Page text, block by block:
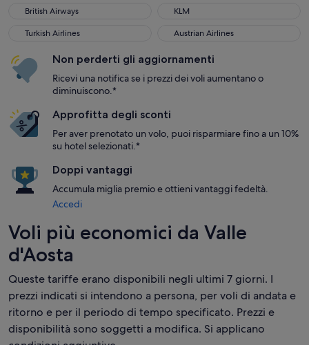
British Airways
KLM
Turkish Airlines
Austrian Airlines
Non perderti gli aggiornamenti
Ricevi una notifica se i prezzi dei voli aumentano o
diminuiscono.*
Approfitta degli sconti
Per aver prenotato un volo, puoi risparmiare fino a un 10%
su hotel selezionati.*
Doppi vantaggi
Accumula miglia premio e ottieni vantaggi fedeltà.
Accedi
Voli più economici da Valle
d'Aosta
Queste tariffe erano disponibili negli ultimi 7 giorni. I
prezzi indicati si intendono a persona, per voli di andata e
ritorno e per il periodo di tempo specificato. Prezzi e
disponibilità sono soggetti a modifica. Si applicano